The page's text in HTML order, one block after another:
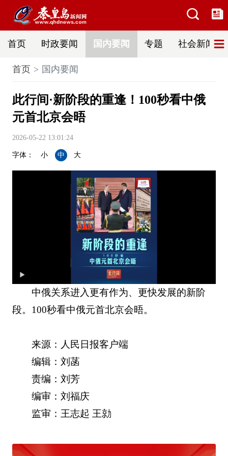
首页 时政要闻 国内要闻 专题 社会新闻
首页 国内要闻
此行间·新阶段的重逢！100秒看中俄
元首北京会晤
2026-05-22 13:01:24
字体： 小 中 大
中俄关系进入更有作为、更快发展的新阶
段。100秒看中俄元首北京会晤。
来源：人民日报客户端
编辑：刘菡
责编：刘芳
编审：刘福庆
监审：王志起 王勍